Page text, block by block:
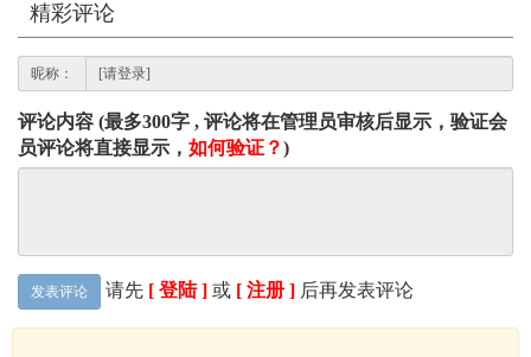
精彩评论
昵称：
评论内容 (最多300字 , 评论将在管理员审核后显示，验证会
员评论将直接显示， 如何验证？)
发表评论 请先 [ 登陆 ] 或 [ 注册 ] 后再发表评论